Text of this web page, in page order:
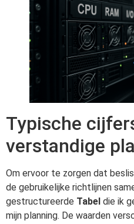
Typische
verstandige
Om ervoor te zorgen dat
de gebruikelijke richtlijnen
gestructureerde Tabel die ik
mijn planning. De waarden